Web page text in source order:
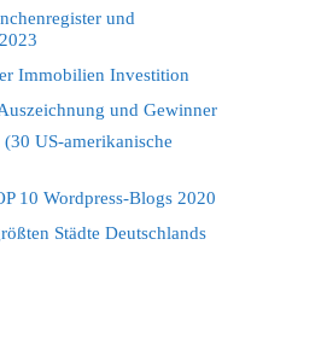
und
Immobilien Investition
und Gewinner
US-amerikanische
10 Wordpress-Blogs 2020
Städte Deutschlands